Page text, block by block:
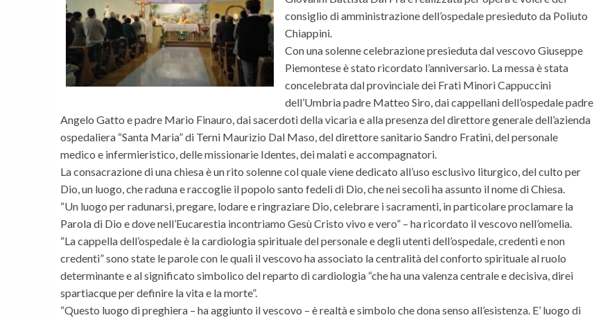
consiglio di amministrazione dell’ospedale presieduto da Poliuto
Chiappini.
Con una solenne celebrazione presieduta dal vescovo Giuseppe
Piemontese è stato ricordato l’anniversario. La messa è stata
concelebrata dal provinciale dei Frati Minori Cappuccini
dell’Umbria padre Matteo Siro, dai cappellani dell’ospedale padre
Angelo Gatto e padre Mario Finauro, dai sacerdoti della vicaria e alla presenza del direttore generale dell’azienda
ospedaliera “Santa Maria” di Terni Maurizio Dal Maso, del direttore sanitario Sandro Fratini, del personale
medico e infermieristico, delle missionarie Identes, dei malati e accompagnatori.
La consacrazione di una chiesa è un rito solenne col quale viene dedicato all’uso esclusivo liturgico, del culto per
Dio, un luogo, che raduna e raccoglie il popolo santo fedeli di Dio, che nei secoli ha assunto il nome di Chiesa.
“Un luogo per radunarsi, pregare, lodare e ringraziare Dio, celebrare i sacramenti, in particolare proclamare la
Parola di Dio e dove nell’Eucarestia incontriamo Gesù Cristo vivo e vero” – ha ricordato il vescovo nell’omelia.
“La cappella dell’ospedale è la cardiologia spirituale del personale e degli utenti dell’ospedale, credenti e non
credenti” sono state le parole con le quali il vescovo ha associato la centralità del conforto spirituale al ruolo
determinante e al significato simbolico del reparto di cardiologia “che ha una valenza centrale e decisiva, direi
spartiacque per definire la vita e la morte”.
“Questo luogo di preghiera – ha aggiunto il vescovo – è realtà e simbolo che dona senso all’esistenza. E’ luogo di